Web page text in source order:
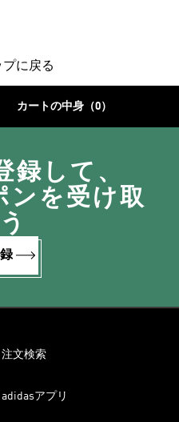
プに戻る
カートの中身（0）
録して、
ンを受け取
注文検索
adidasアプリ